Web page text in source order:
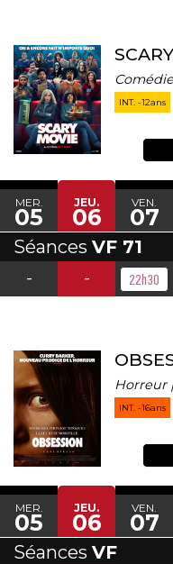
INT. -12ans
MER.
05
JEU.
06
VEN.
07
Séances VF 71
-
- 22h30
Horreur
INT. -16ans
MER.
05
JEU.
06
VEN.
07
Séances VF